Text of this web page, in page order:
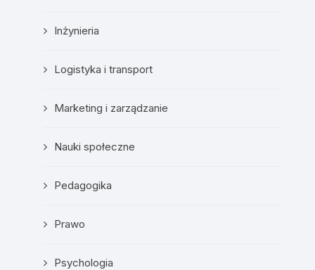
Inżynieria
Logistyka i transport
Marketing i zarządzanie
Nauki społeczne
Pedagogika
Prawo
Psychologia